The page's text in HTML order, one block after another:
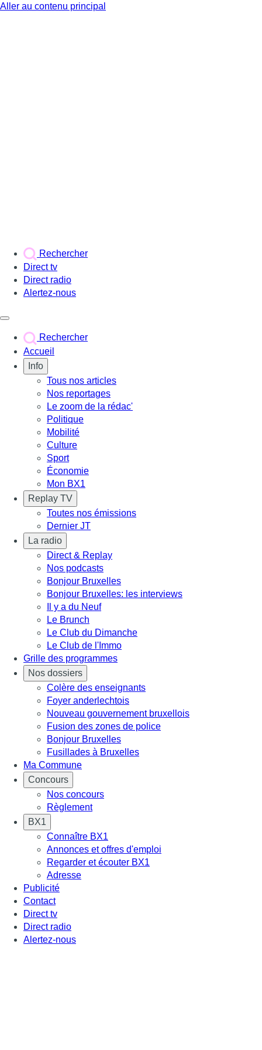
Aller au contenu principal
Rechercher
Direct tv
Direct radio
Alertez-nous
Rechercher
Accueil
Info
Tous nos articles
Nos reportages
Le zoom de la rédac'
Politique
Mobilité
Culture
Sport
Économie
Mon BX1
Replay TV
Toutes nos émissions
Dernier JT
La radio
Direct & Replay
Nos podcasts
Bonjour Bruxelles
Bonjour Bruxelles: les interviews
Il y a du Neuf
Le Brunch
Le Club du Dimanche
Le Club de l'Immo
Grille des programmes
Nos dossiers
Colère des enseignants
Foyer anderlechtois
Nouveau gouvernement bruxellois
Fusion des zones de police
Bonjour Bruxelles
Fusillades à Bruxelles
Ma Commune
Concours
Nos concours
Règlement
BX1
Connaître BX1
Annonces et offres d'emploi
Regarder et écouter BX1
Adresse
Publicité
Contact
Direct tv
Direct radio
Alertez-nous